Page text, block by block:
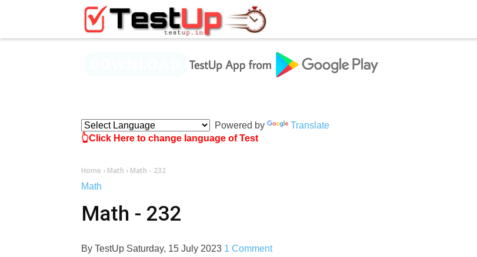
Powered by
Translate
👆Click Here to change language of Test
Home › Math › Math - 232
Math
Math - 232
By TestUp Saturday, 15 July 2023 1 Comment